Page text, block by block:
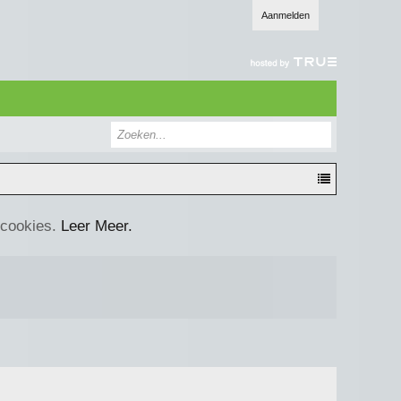
Aanmelden
Leer Meer.